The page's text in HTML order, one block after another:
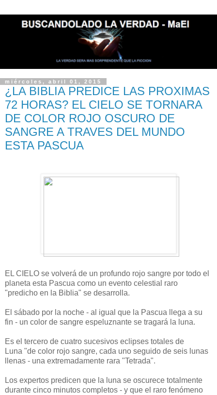
miércoles, abril 01, 2015
¿LA BIBLIA PREDICE LAS PROXIMAS
72 HORAS? EL CIELO SE TORNARA
DE COLOR ROJO OSCURO DE
SANGRE A TRAVES DEL MUNDO
ESTA PASCUA
EL CIELO se volverá de un profundo rojo sangre por todo el
planeta esta Pascua como un evento celestial raro
"predicho en la Biblia" se desarrolla.
El sábado por la noche - al igual que la Pascua
llega a su
fin - un color de sangre espeluznante se tragará la luna.
Es el tercero de cuatro sucesivos eclipses totales de
Luna "de color rojo sangre, cada uno seguido de seis lunas
llenas - una extremadamente rara "Tetrada".
Los expertos predicen que la luna se oscurece totalmente
durante cinco minutos completos - y que el raro fenómeno